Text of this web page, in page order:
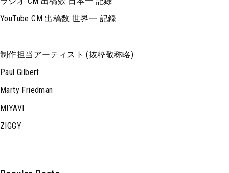
YouTube CM 出稿数 世界一 記録
制作担当アーティスト (抜粋敬称略)
Paul Gilbert
Marty Friedman
MIYAVI
ZIGGY